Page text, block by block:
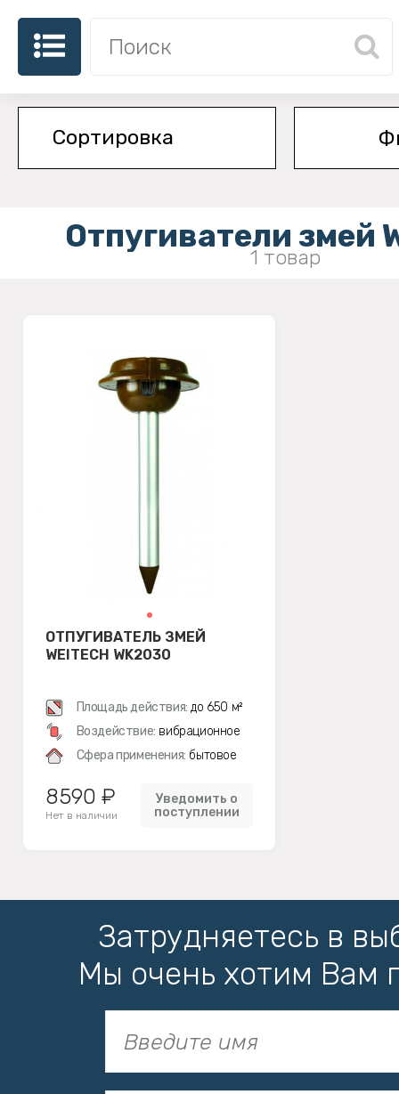
Отпугиватели змей
1 товар
ОТПУГИВАТЕЛЬ ЗМЕЙ
WEITECH WK2030
Площадь действия: до 650 м²
Воздействие: вибрационное
Сфера применения: бытовое
8590 ₽
Нет в наличии
Уведомить о
поступлении
Затрудняетесь в
Мы очень хотим Вам